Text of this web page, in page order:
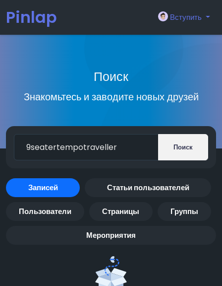
Pinlap Вступить
Поиск
Знакомьтесь и заводите новых друзей
Поиск
Записей Статьи пользователей
Пользователи Страницы Группы
Мероприятия